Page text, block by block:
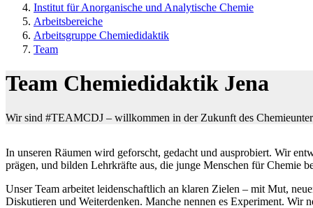
Institut für Anorganische und Analytische Chemie
Arbeitsbereiche
Arbeitsgruppe Chemiedidaktik
Team
Team Chemiedidaktik Jena
Wir sind #TEAMCDJ – willkommen in der Zukunft des
In unseren Räumen wird geforscht, gedacht und ausprobiert. Wir
prägen, und bilden Lehrkräfte aus, die junge Menschen für Chemie
Unser Team arbeitet leidenschaftlich an klaren Zielen – mit Mut,
Diskutieren und Weiterdenken. Manche nennen es Experiment. Wir